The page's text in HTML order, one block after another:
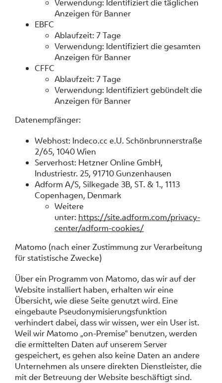
Verwendung: Identifiziert die täglichen
Anzeigen für Banner
EBFC
Ablaufzeit: 7 Tage
Verwendung: Identifiziert die gesamten
Anzeigen für Banner
CFFC
Ablaufzeit: 7 Tage
Verwendung: Identifiziert gebündelt die
Anzeigen für Banner
Datenempfänger:
Webhost: Indeco.cc e.U. Schönbrunnerstraße
2/65, 1040 Wien
Serverhost: Hetzner Online GmbH,
Industriestr. 25, 91710 Gunzenhausen
Adform A/S, Silkegade 3B, ST. & 1., 1113
Copenhagen, Denmark
Weitere
unter: https://site.adform.com/privacy-
center/adform-cookies/
Matomo (nach einer Zustimmung zur Verarbeitung
für statistische Zwecke)
Über ein Programm von Matomo, das wir auf der
Website installiert haben, erhalten wir eine
Übersicht, wie diese Seite genutzt wird. Eine
eingebaute Pseudonymisierungsfunktion
verhindert dabei, dass wir wissen, wer ein User ist.
Weil wir Matomo „on-Premise“ benutzen, werden
die ermittelten Daten auf unserem Server
gespeichert, es gehen also keine Daten an andere
Unternehmen als unsere direkten Dienstleister, die
mit der Betreuung der Website beschäftigt sind.